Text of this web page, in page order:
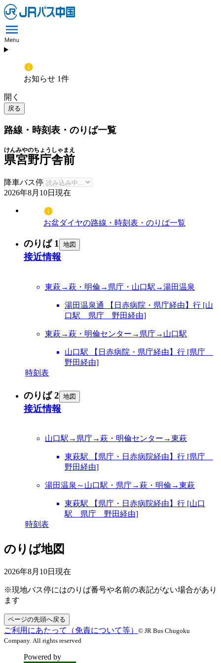
お知らせ 1件
開く
戻る
路線・時刻表・のりば一覧
県宮野庁舎前
けんみやのちょうしゃまえ
降車バス停
2026年8月10日 現在
お盆ダイヤの路線・時刻表・のりば一覧
のりば 1 地図
接近情報
東萩→萩・明倫→県庁・山口駅→湯田温泉
湯田温泉通 【日赤病院・県庁経由】行 [山
口駅 県庁 野田経由]
東萩→萩・明倫センター→県庁→山口駅
山口駅 【日赤病院・県庁経由】行 [県庁
野田経由]
時刻表
のりば 2 地図
接近情報
山口駅→県庁→萩・明倫センター→東萩
東萩駅 【県庁・日赤病院経由】行 [県庁
野田経由]
湯田温泉～山口駅・県庁→萩・明倫→東萩
東萩駅 【県庁・日赤病院経由】行 [山口
駅 県庁 野田経由]
時刻表
のりば地図
2026年8月10日 現在
※現地バス停にはのりば番号や名前の表記がない場合があり
ます
ページの先頭へ戻る
ご利用にあたって（免責について等） © JR Bus Chugoku
Company. All rights reserved
Powered by